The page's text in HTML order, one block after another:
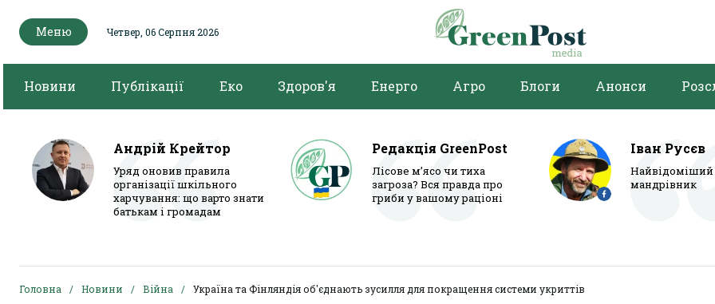
Меню Четвер, 06 Серпня 2026
Новини Публікації Еко Здоров'я Енерго Агро Блоги Анонси
Андрій Крейтор
Уряд оновив правила
організації шкільного
харчування: що варто знати
батькам і громадам
Редакція GreenPost
Лісове м’ясо чи тиха
загроза? Вся правда про
гриби у вашому раціоні
Іван Русєв
мандрівник
Головна Новини Війна Україна та Фінляндія об'єднають зусилля для покращення системи укриттів